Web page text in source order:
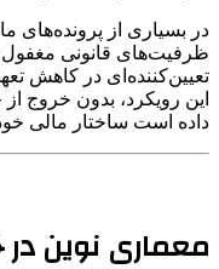
در بسیاری از پرونده‌های
ظرفیت‌های قانونی
تعیین‌کننده‌ای در کاهش
این رویکرد، بدون خروج
داده است ساختار مالی
معماری نوین